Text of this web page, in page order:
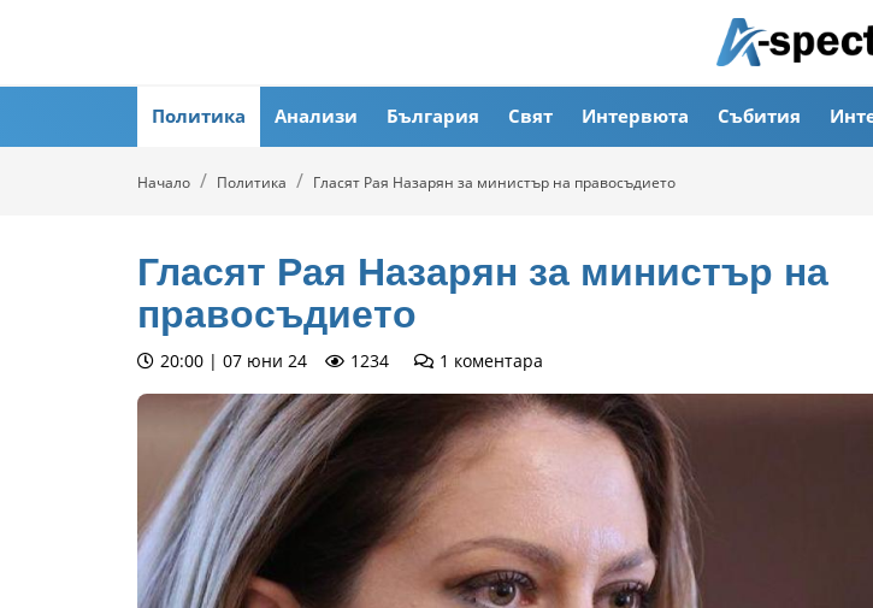
Политика Анализи България Свят Интервюта Събития
Начало Политика Гласят Рая Назарян за министър на правосъдието
Гласят Рая Назарян за министър на
правосъдието
20:00 | 07 юни 24 1234 1 коментара